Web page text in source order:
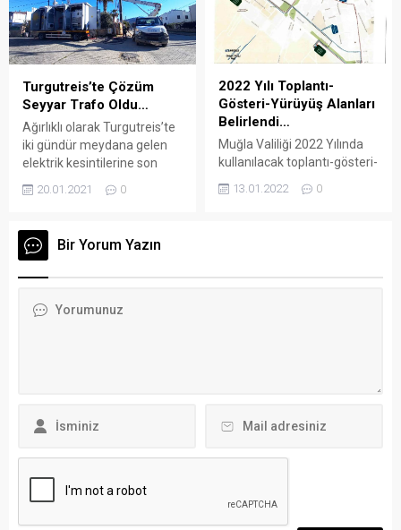
kesmelerine veya vekalet
yoluyla kestirmelerine
yardımcı olmak, kurban
kesim yerlerini ve gerekli
usul ve esasları belirlemek
için, 19/06/2021 tarihli ve
31516 sayılı Resmi
Gazete’de yayımlanan
“2021 Yılı Kurban
Hizmetlerinin
Uygulanmasına...
söylediği şarkılarla konseri
izleyenlere unutulmaz bir
gece yaşattı. Cumhuriyet
Halk Partisi İlçe Başkanı
Recai Seymen ve CHP İlçe
Kadın Kolları Başkanı Emel
Çakaloğlu’nun da...
Turgutreis’te Çözüm
Seyyar Trafo Oldu…
Ağırlıklı olarak Turgutreis’te
iki gündür meydana gelen
elektrik kesintilerine son
Dağıtım Şirketi mobil çözüm
Arena Bodrum Haber
Pandemi şartlarından dolayı
değerlendirilmesi açısından
20.01.2021 0
2022 Yılı Toplantı-
Gösteri-Yürüyüş Alanları
Belirlendi…
Muğla Valiliği 2022 Yılında
kullanılacak toplantı-gösteri-
yürüyüş alanlarını belirledi.
Arena Bodrum Haber –
13.01.2022 0
Bir Yorum Yazın